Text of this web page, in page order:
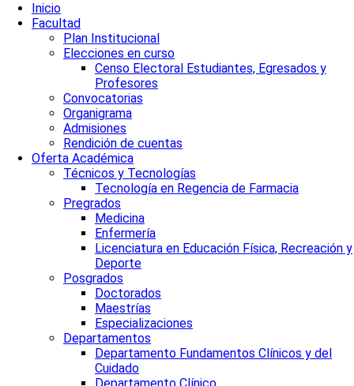
Inicio
Facultad
Plan Institucional
Elecciones en curso
Censo Electoral Estudiantes, Egresados y
Profesores
Convocatorias
Organigrama
Admisiones
Rendición de cuentas
Oferta Académica
Técnicos y Tecnologías
Tecnología en Regencia de Farmacia
Pregrados
Medicina
Enfermería
Licenciatura en Educación Física, Recreación y
Deporte
Posgrados
Doctorados
Maestrías
Especializaciones
Departamentos
Departamento Fundamentos Clínicos y del
Cuidado